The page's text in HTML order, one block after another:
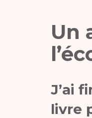
Un
J’ai
livre